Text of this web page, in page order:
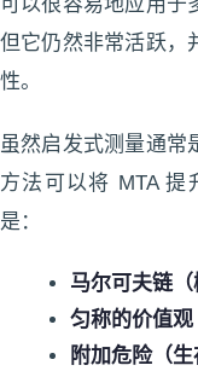
但它仍然非常活跃，
性。
虽然启发式测量通常
方法可以将 MTA
是：
马尔可夫链（
匀称的价值观
附加危险（生